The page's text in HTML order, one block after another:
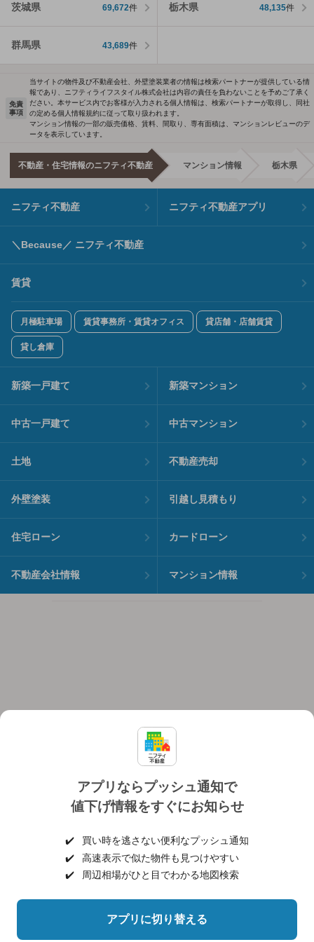
茨城県 69,672件 栃木県 48,135件
群馬県 43,689件
アプリならプッシュ通知で
値下げ情報をすぐにお知らせ
✔️
買い時を逃さない便利なプッシュ通知
✔️
高速表示で似た物件も見つけやすい
✔️
周辺相場がひと目でわかる地図検索
アプリに切り替える
免責
事項
当サイトの物件及び不動産会社、外壁塗装業者の情報は検索パートナーが提供している情
報であり、ニフティライフスタイル株式会社は内容の責任を負わないことを予めご了承く
ださい。本サービス内でお客様が入力される個人情報は、検索パートナーが取得し、同社
の定める個人情報規約に従って取り扱われます。
マンション情報の一部の販売価格、賃料、間取り、専有面積は、マンションレビューのデ
ータを表示しています。
不動産・住宅情報のニフティ不動産 マンション情報 栃木県
ニフティ不動産 ニフティ不動産アプリ
＼Because／ ニフティ不動産
賃貸
月極駐車場 賃貸事務所・賃貸オフィス 貸店舗・店舗賃貸
貸し倉庫
新築一戸建て 新築マンション
中古一戸建て 中古マンション
土地 不動産売却
外壁塗装 引越し見積もり
住宅ローン カードローン
不動産会社情報 マンション情報
個人情報保護ポリシー 利用規約
ヘルプ・お問い合わせ 採用情報
©NIFTY Lifestyle Co., Ltd.